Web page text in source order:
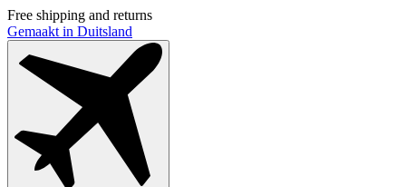
Free shipping and returns
Gemaakt in Duitsland